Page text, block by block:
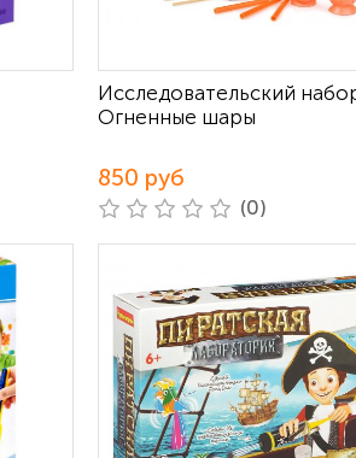
Исследовательский
Огненные шары
850 руб
(0)